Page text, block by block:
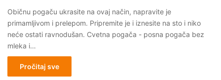
Običnu pogaču ukrasite na ovaj način, napravite je
primamljivom i prelepom. Pripremite je i iznesite na sto i niko
neće ostati ravnodušan. Cvetna pogača - posna pogača bez
mleka i…
Pročitaj sve